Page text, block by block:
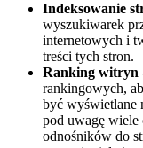
Indeksowanie
wyszukiwarek
internetowych i
treści tych stron.
Ranking witryn
rankingowych,
być wyświetlane
pod uwagę wiele
odnośników do